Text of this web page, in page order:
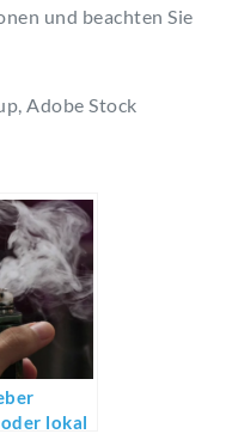
und beachten Sie
Adobe Stock
lokal